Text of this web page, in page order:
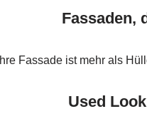
Fassaden,
Ihre Fassade ist mehr als
Used